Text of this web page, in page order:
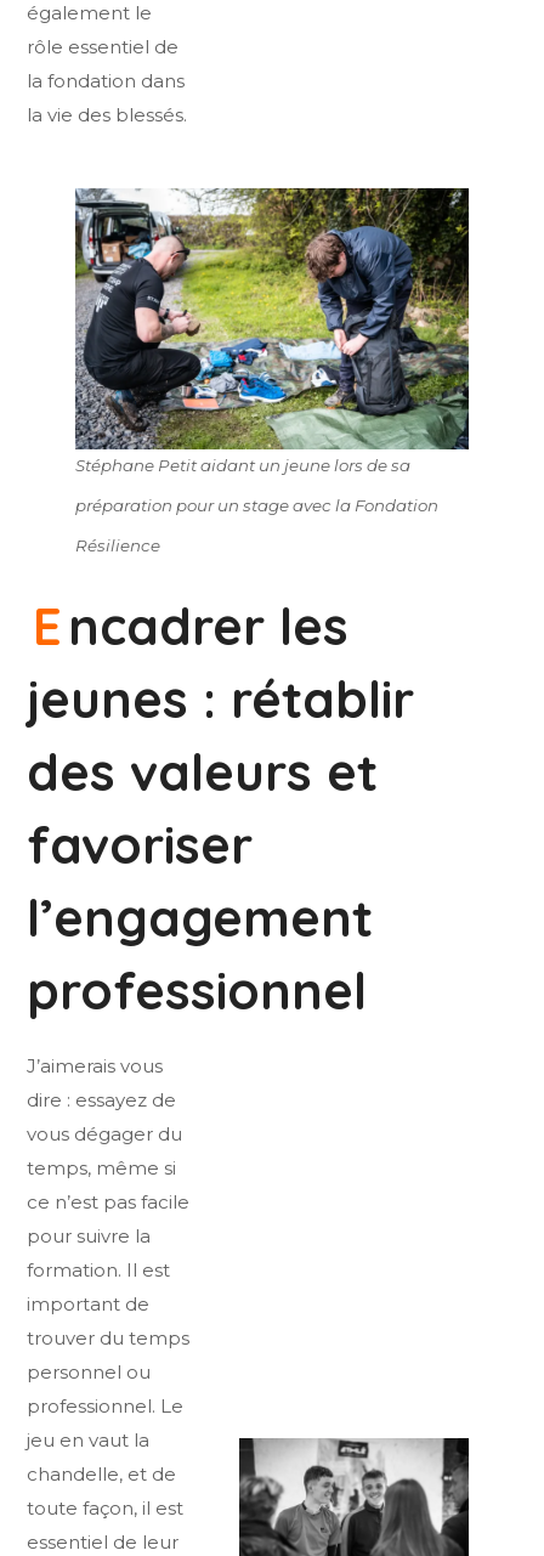
également le
rôle essentiel de
la fondation dans
la vie des blessés.
Stéphane Petit aidant un jeune lors de sa
préparation pour un stage avec la Fondation
Résilience
Encadrer les
jeunes : rétablir
des valeurs et
favoriser
l’engagement
professionnel
J’aimerais vous
dire : essayez de
vous dégager du
temps, même si
ce n’est pas facile
pour suivre la
formation. Il est
important de
trouver du temps
personnel ou
professionnel. Le
jeu en vaut la
chandelle, et de
toute façon, il est
essentiel de leur